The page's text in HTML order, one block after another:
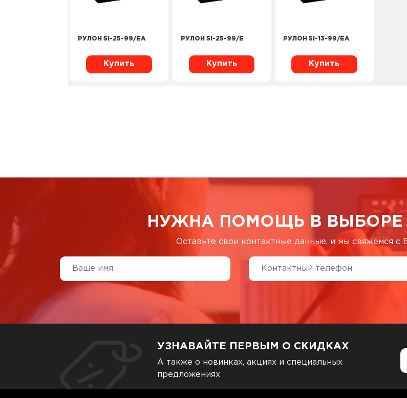
РУЛОН SI-25-99/EA
Купить
РУЛОН SI-25-99/E
Купить
РУЛОН SI-13-99/EA
Купить
НУЖНА ПОМОЩЬ В ВЫБОРЕ
Оставьте свои контактные данные, и мы свяжемся
УЗНАВАЙТЕ ПЕРВЫМ О СКИДКАХ
А также о новинках, акциях и специальных
предложениях